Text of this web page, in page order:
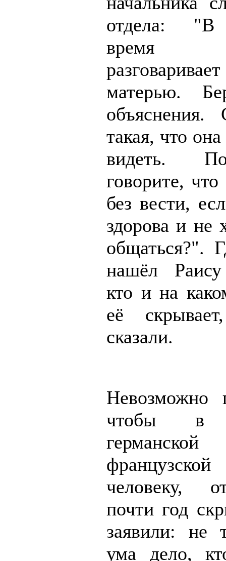
отдела: "В
время
матерью.
объяснения.
такая, что
видеть.
говорите,
без вести,
здорова и не
общаться?".
нашёл Раису
кто и на
её
сказали.
Невозможно
чтобы в
человеку,
почти год
заявили: не
ума дело,